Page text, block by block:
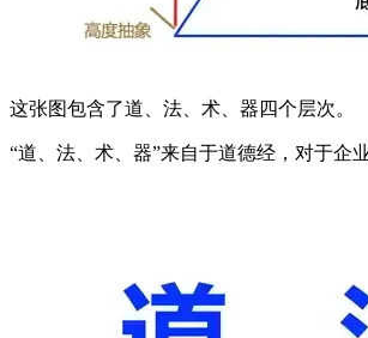
这张图包含了道、法、术、器四个层次。
“道、法、术、器”来自于道德经，对于企